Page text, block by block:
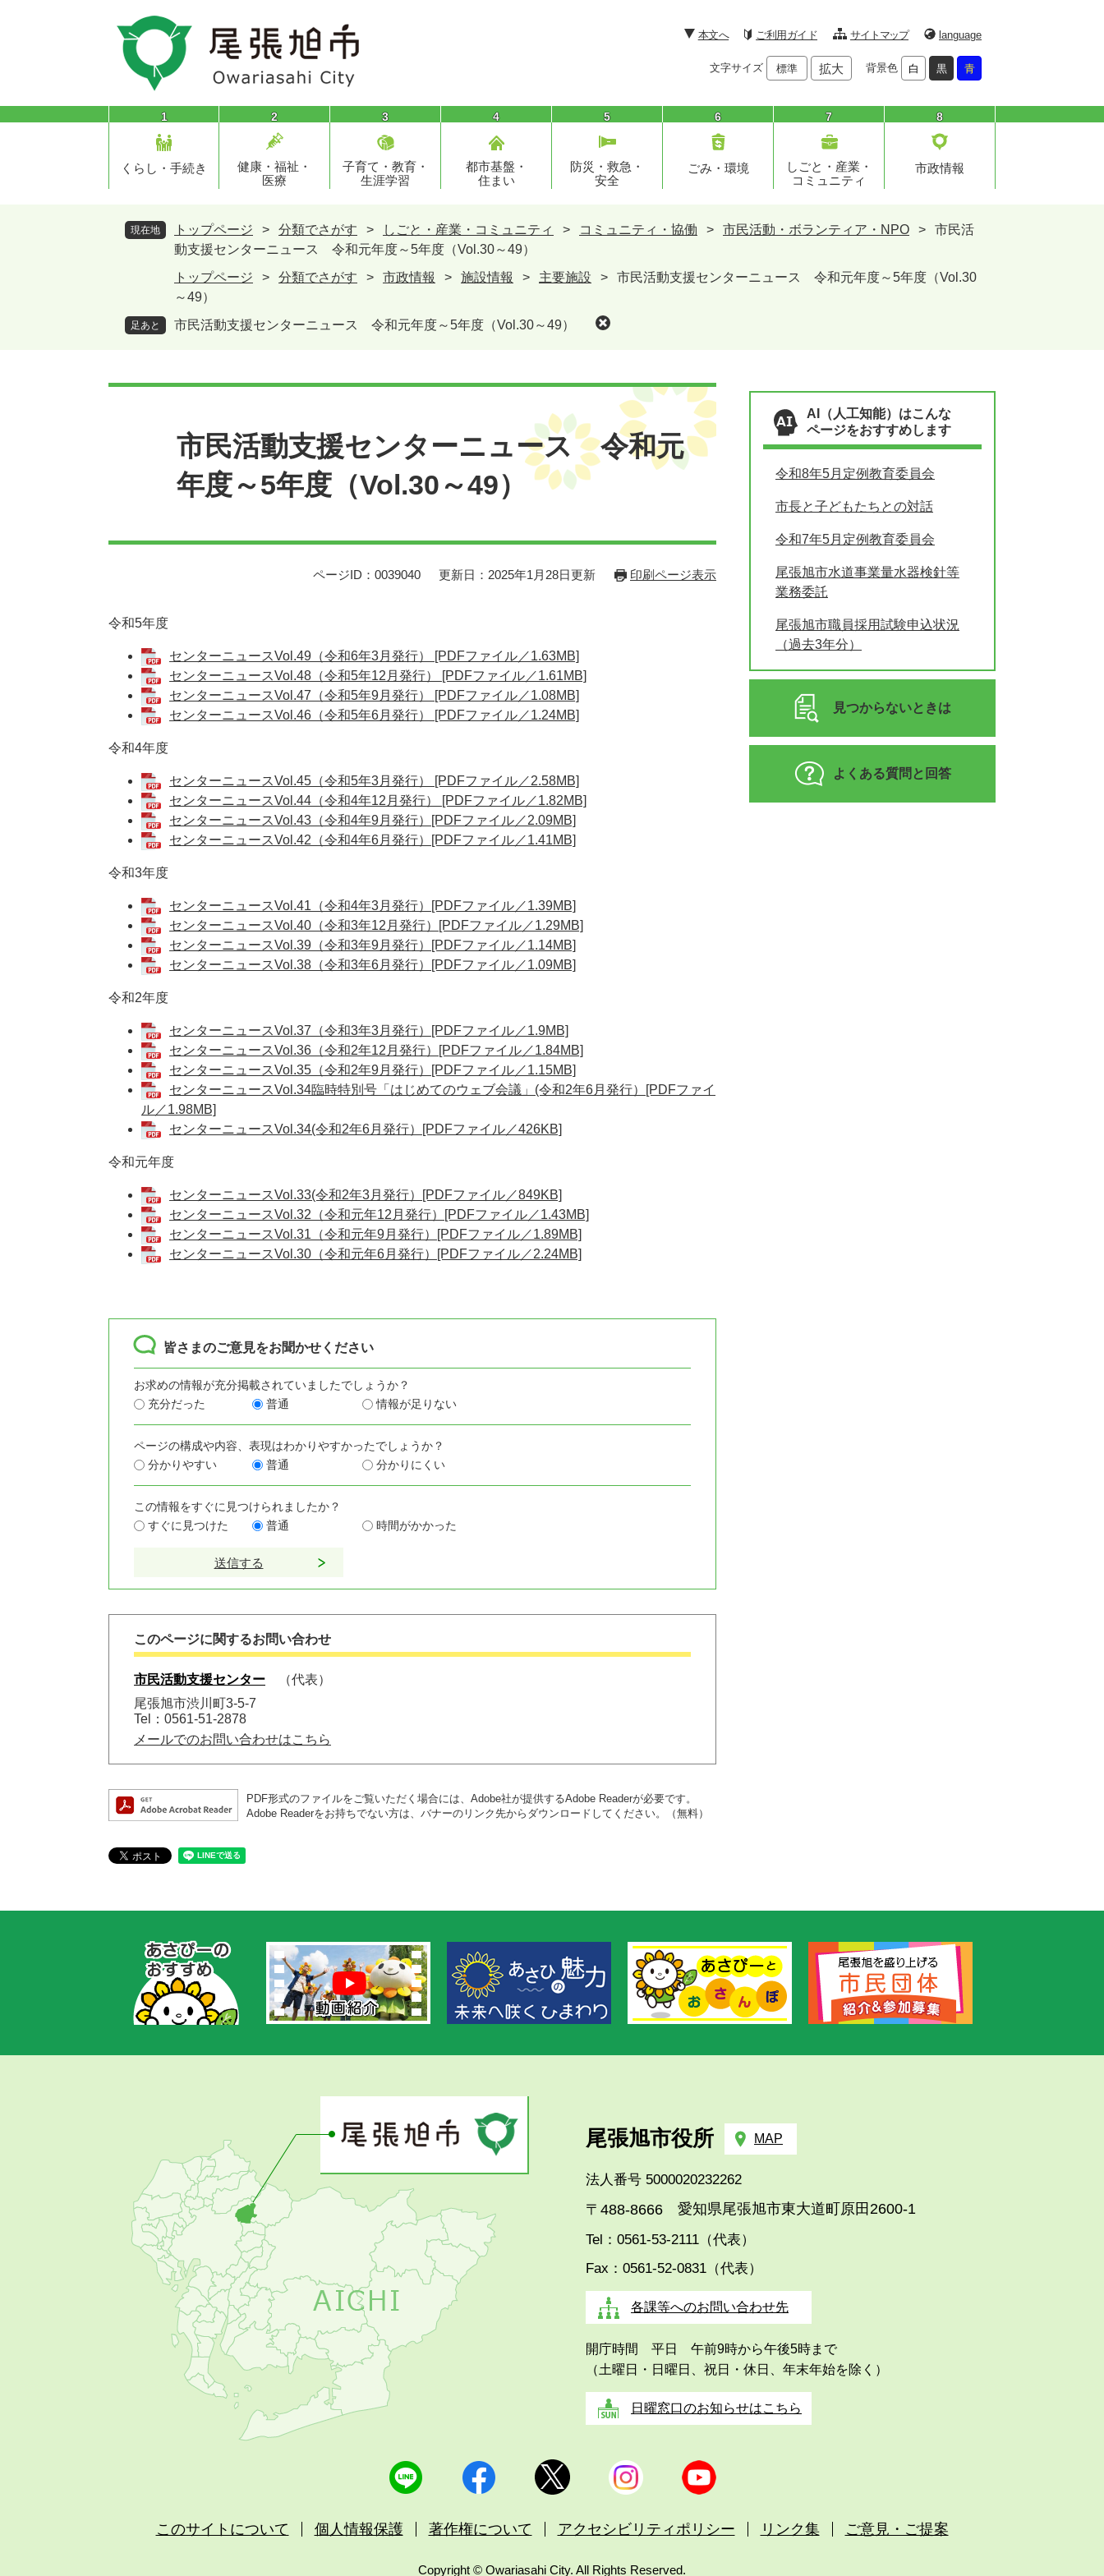
頭
飛
本文へ ご利用ガイド サイトマップ language
文字サイズ 標準 拡大 背景色 白 黒 青
1
くらし・手続き
2
健康・福祉・
医療
3
子育て・教育・
生涯学習
4
都市基盤・
住まい
5
防災・救急・
安全
6
ごみ・環境
7
しごと・産業・
コミュニティ
8
市政情報
現在地 トップページ > 分類でさがす > しごと・産業・コミュニティ > コミュニティ・協働 > 市民活動・ボランティア・NPO >
市民活
動支援センターニュース 令和元年度～5年度（Vol.30～49）
トップページ
> 分類でさがす > 市政情報 > 施設情報 > 主要施設 >
市民活動支援センターニュース 令和元年度～5年度（Vol.30
～49）
足あと 市民活動支援センターニュース 令和元年度～5年度（Vol.30～49）
市民活動支援センターニュース 令和元
年度～5年度（Vol.30～49）
ページID：0039040 更新日：2025年1月28日更新 印刷ページ表示
令和5年度
センターニュースVol.49（令和6年3月発行） [PDFファイル／1.63MB]
センターニュースVol.48（令和5年12月発行） [PDFファイル／1.61MB]
センターニュースVol.47（令和5年9月発行） [PDFファイル／1.08MB]
センターニュースVol.46（令和5年6月発行） [PDFファイル／1.24MB]
令和4年度
センターニュースVol.45（令和5年3月発行） [PDFファイル／2.58MB]
センターニュースVol.44（令和4年12月発行） [PDFファイル／1.82MB]
センターニュースVol.43（令和4年9月発行）[PDFファイル／2.09MB]
センターニュースVol.42（令和4年6月発行）[PDFファイル／1.41MB]
令和3年度
センターニュースVol.41（令和4年3月発行）[PDFファイル／1.39MB]
センターニュースVol.40（令和3年12月発行）[PDFファイル／1.29MB]
センターニュースVol.39（令和3年9月発行）[PDFファイル／1.14MB]
センターニュースVol.38（令和3年6月発行）[PDFファイル／1.09MB]
令和2年度
センターニュースVol.37（令和3年3月発行）[PDFファイル／1.9MB]
センターニュースVol.36（令和2年12月発行）[PDFファイル／1.84MB]
センターニュースVol.35（令和2年9月発行）[PDFファイル／1.15MB]
センターニュースVol.34臨時特別号「はじめてのウェブ会議」(令和2年6月発行）[PDFファイ
ル／1.98MB]
センターニュースVol.34(令和2年6月発行）[PDFファイル／426KB]
令和元年度
センターニュースVol.33(令和2年3月発行）[PDFファイル／849KB]
センターニュースVol.32（令和元年12月発行）[PDFファイル／1.43MB]
センターニュースVol.31（令和元年9月発行）[PDFファイル／1.89MB]
センターニュースVol.30（令和元年6月発行）[PDFファイル／2.24MB]
皆さまのご意見をお聞かせください
お求めの情報が充分掲載されていましたでしょうか？
充分だった
普通 情報が足りない
ページの構成や内容、表現はわかりやすかったでしょうか？
分かりやすい
普通 分かりにくい
この情報をすぐに見つけられましたか？
すぐに見つけた
普通 時間がかかった
このページに関するお問い合わせ
市民活動支援センター
代表
尾張旭市渋川町3-5-7
Tel：0561-51-2878
メールでのお問い合わせはこちら
PDF形式のファイルをご覧いただく場合には、Adobe社が提供するAdobe Readerが必要です。
Adobe Readerをお持ちでない方は、バナーのリンク先からダウンロードしてください。（無料）
AI（人工知能）はこんな
ページをおすすめします
令和8年5月定例教育委員会
市長と子どもたちとの対話
令和7年5月定例教育委員会
尾張旭市水道事業量水器検針等
業務委託
尾張旭市職員採用試験申込状況
（過去3年分）
見つからないときは
よくある質問と回答
あ
す
め
尾張旭市役所 MAP
法人番号 5000020232262
〒488-8666 愛知県尾張旭市東大道町原田2600-1
Tel：0561-53-2111（代表）
Fax：0561-52-0831（代表）
各課等へのお問い合わせ先
開庁時間 平日 午前9時から午後5時まで
（土曜日・日曜日、祝日・休日、年末年始を除く）
日曜窓口のお知らせはこちら
このサイトについて 個人情報保護 著作権について アクセシビリティポリシー リンク集 ご意見・ご提案
Copyright © Owariasahi City. All Rights Reserved.